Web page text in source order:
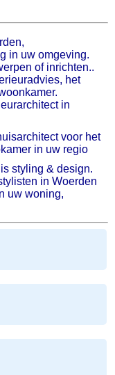
in uw omgeving.
of inrichten..
het
in
voor het
in uw regio
styling & design.
in Woerden
uw woning,